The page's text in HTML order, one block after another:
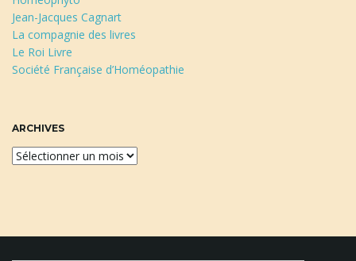
Jean-Jacques Cagnart
La compagnie des livres
Le Roi Livre
Société Française d’Homéopathie
ARCHIVES
A